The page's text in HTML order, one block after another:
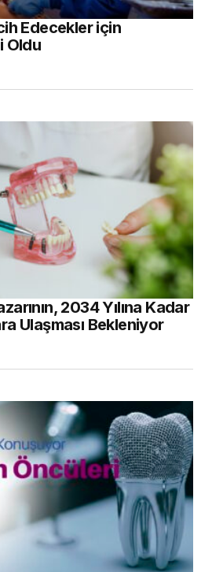
Edecekler için
Oldu
2034 Yılına Kadar
Ulaşması Bekleniyor